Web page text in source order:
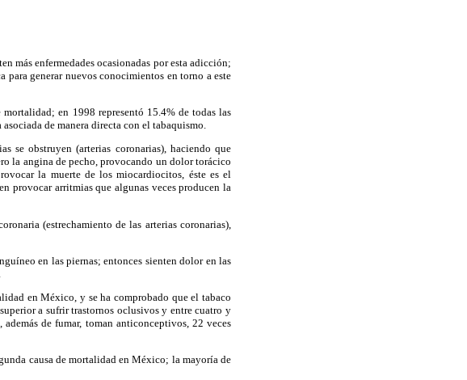
más enfermedades ocasionadas por esta adicción;
generar nuevos conocimientos en torno a este
en 1998 representó 15.4% de todas las
de manera directa con el tabaquismo.
se obstruyen (arterias coronarias), haciendo que
la angina de pecho, provocando un dolor torácico
la muerte de los miocardiocitos, éste es el
provocar arritmias que algunas veces producen la
(estrechamiento de las arterias coronarias),
en las piernas; entonces sienten dolor en las
en México, y se ha comprobado que el tabaco
a sufrir trastornos oclusivos y entre cuatro y
de fumar, toman anticonceptivos, 22 veces
causa de mortalidad en México; la mayoría de